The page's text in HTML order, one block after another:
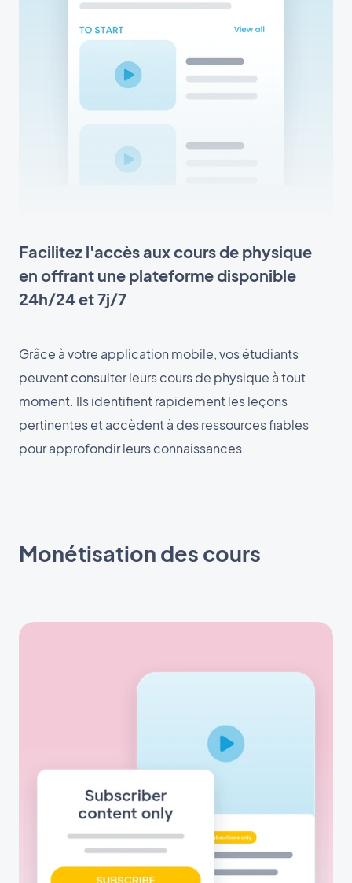
Facilitez l'accès aux cours de physique
en offrant une plateforme disponible
24h/24 et 7j/7
Grâce à votre application mobile, vos étudiants
peuvent consulter leurs cours de physique à tout
moment. Ils identifient rapidement les leçons
pertinentes et accèdent à des ressources fiables
pour approfondir leurs connaissances.
Monétisation des cours